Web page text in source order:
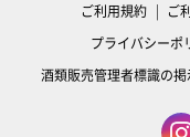
ご利用規約 ご
プライバシーポ
酒類販売管理者標識の掲